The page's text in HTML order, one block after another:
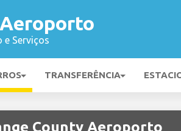
e Serviços
TRANSFERÊNCIA
County Aeroporto